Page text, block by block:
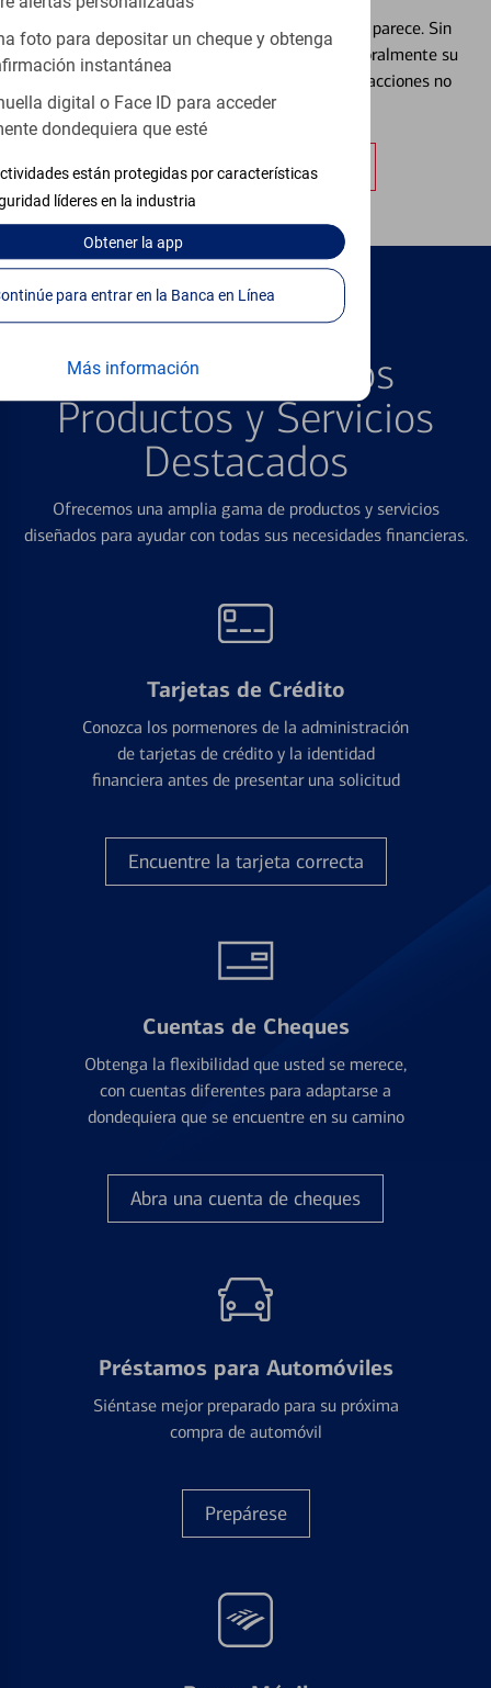
foto para depositar un cheque y obtenga
instantánea
digital o Face ID para acceder
dondequiera que esté
están protegidas por características
líderes en la industria
Obtenerla app
Continúe para entrar en la Banca en Línea
Más información
Extraviar una tarjeta es más común de lo que parece. Sin
embargo, puede bloquear y desbloquear temporalmente su
tarjeta de débito para ayudar a prevenir transacciones no
autorizadas.
Obtener más información
Explore Nuestros
Productos y Servicios
Destacados
Ofrecemos una amplia gama de productos y servicios
diseñados para ayudar con todas sus necesidades financieras.
Tarjetas de Crédito
Conozca los pormenores de la administración
de tarjetas de crédito y la identidad
financiera antes de presentar una solicitud
Encuentre la tarjeta correcta
Cuentas de Cheques
Obtenga la flexibilidad que usted se merece,
con cuentas diferentes para adaptarse a
dondequiera que se encuentre en su camino
Abra una cuenta de cheques
Préstamos para Automóviles
Siéntase mejor preparado para su próxima
compra de automóvil
Prepárese